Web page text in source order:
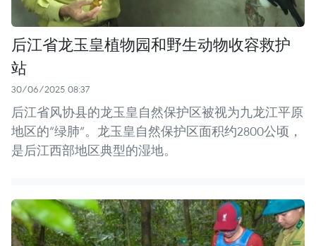
后江省龙玉皇植物园和野生动物收容救护
站
30/06/2025 08:37
后江省风协县的龙玉皇自然保护区被视为九龙江平原
地区的“绿肺”。龙玉皇自然保护区面积约2800公顷，
是后江西部地区典型的湿地。